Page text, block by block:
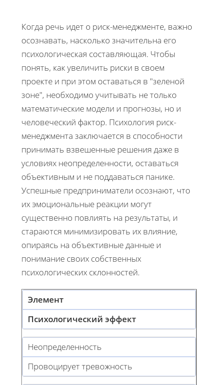
Когда речь идет о риск-менеджменте, важно
осознавать, насколько значительна его
психологическая составляющая. Чтобы
понять, как увеличить риски в своем
проекте и при этом оставаться в "зеленой
зоне", необходимо учитывать не только
математические модели и прогнозы, но и
человеческий фактор. Психология риск-
менеджмента заключается в способности
принимать взвешенные решения даже в
условиях неопределенности, оставаться
объективным и не поддаваться панике.
Успешные предприниматели осознают, что
их эмоциональные реакции могут
существенно повлиять на результаты, и
стараются минимизировать их влияние,
опираясь на объективные данные и
понимание своих собственных
психологических склонностей.
Элемент
Психологический эффект
Неопределенность
Провоцирует тревожность